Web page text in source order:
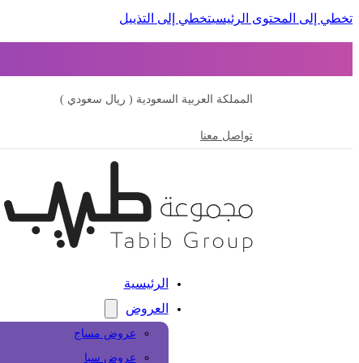
تخطي إلى المحتوى الرئيسيتخطي إلى التذييل
المملكة العربية السعودية ( ريال سعودي )
تواصل معنا
الرئيسية
العروض
عروض مساج
عروض سبا